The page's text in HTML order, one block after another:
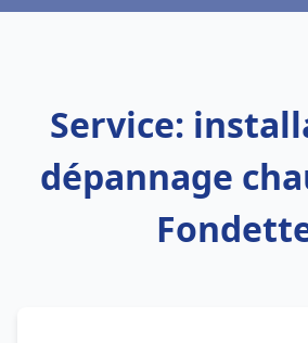
Service:
dépannage